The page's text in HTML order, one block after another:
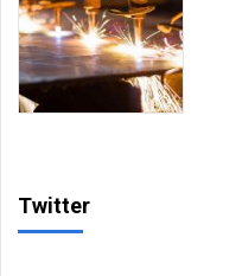
Twitter